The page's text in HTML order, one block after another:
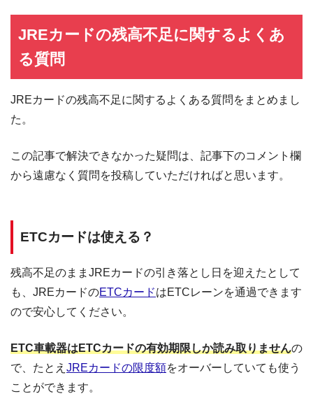
JREカードの残高不足に関するよくあ
る質問
JREカードの残高不足に関するよくある質問をまとめまし
た。
この記事で解決できなかった疑問は、記事下のコメント欄
から遠慮なく質問を投稿していただければと思います。
ETCカードは使える？
残高不足のままJREカードの引き落とし日を迎えたとして
も、JREカードのETCカードはETCレーンを通過できます
ので安心してください。
ETC車載器はETCカードの有効期限しか読み取りませんの
で、たとえ JREカードの限度額をオーバーしていても使う
ことができます。